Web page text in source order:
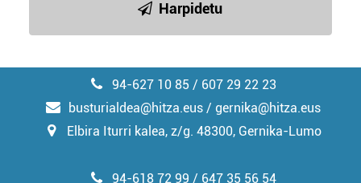
Harpidetu
94-627 10 85 / 607 29 22 23
busturialdea@hitza.eus / gernika@hitza.eus
Elbira Iturri kalea, z/g. 48300, Gernika-Lumo
94-618 72 99 / 647 35 56 54